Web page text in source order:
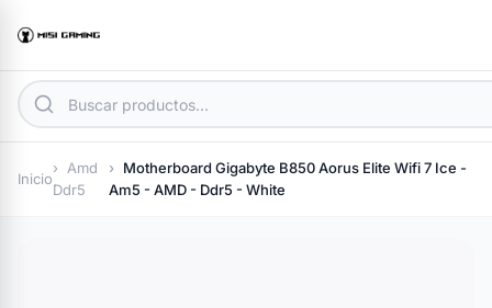
Inicio
Amd
Ddr5
Motherboard Gigabyte B850 Aorus Elite Wifi 7 Ice -
Am5 - AMD - Ddr5 - White